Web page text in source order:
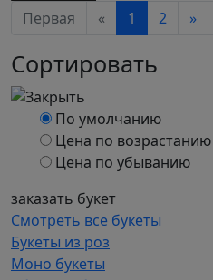
Первая
« 1 2 »
Сортировать
По умолчанию
Цена по возрастанию
Цена по убыванию
заказать букет
Смотреть все букеты
Букеты из роз
Моно букеты